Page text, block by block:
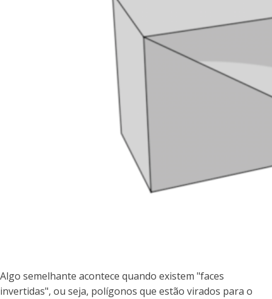
Algo semelhante acontece quando existem "faces
invertidas", ou seja, polígonos que estão virados para o